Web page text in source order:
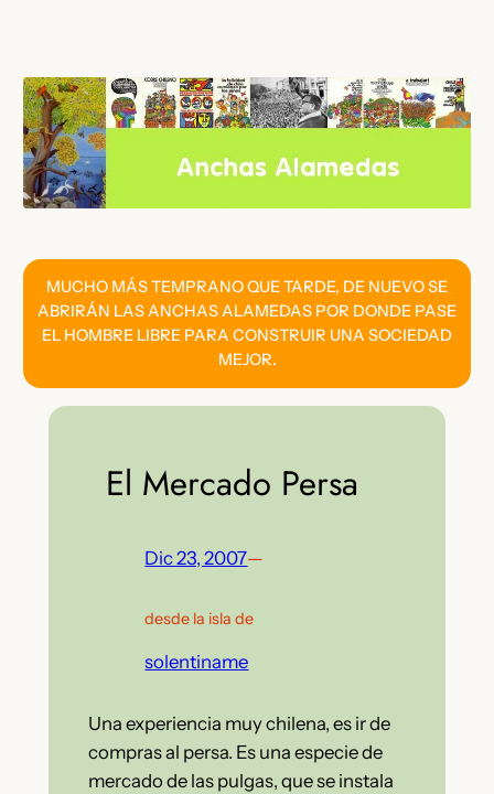
contenido
MUCHO MÁS TEMPRANO QUE TARDE, DE NUEVO SE
ABRIRÁN LAS ANCHAS ALAMEDAS POR DONDE PASE
EL HOMBRE LIBRE PARA CONSTRUIR UNA SOCIEDAD
MEJOR.
El Mercado Persa
Dic 23, 2007—
desde la isla de
solentiname
Una experiencia muy chilena, es ir de
compras al persa. Es una especie de
mercado de las pulgas, que se instala